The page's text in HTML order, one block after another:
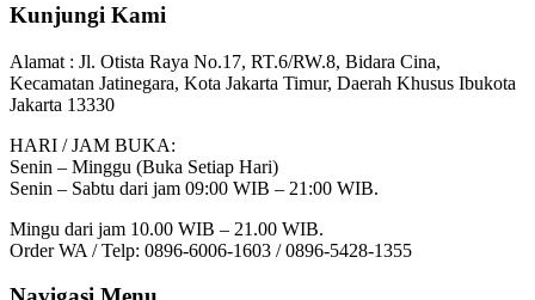
Kunjungi Kami
Alamat : Jl. Otista Raya No.17, RT.6/RW.8, Bidara Cina,
Kecamatan Jatinegara, Kota Jakarta Timur, Daerah Khusus Ibukota
Jakarta 13330
HARI / JAM BUKA:
Senin – Minggu (Buka Setiap Hari)
Senin – Sabtu dari jam 09:00 WIB – 21:00 WIB.
Mingu dari jam 10.00 WIB – 21.00 WIB.
Order WA / Telp: 0896-6006-1603 / 0896-5428-1355